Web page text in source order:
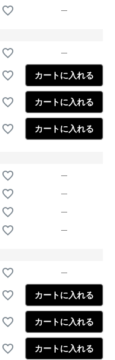
—
—
カートに入れる
カートに入れる
カートに入れる
—
—
—
—
—
カートに入れる
カートに入れる
カートに入れる